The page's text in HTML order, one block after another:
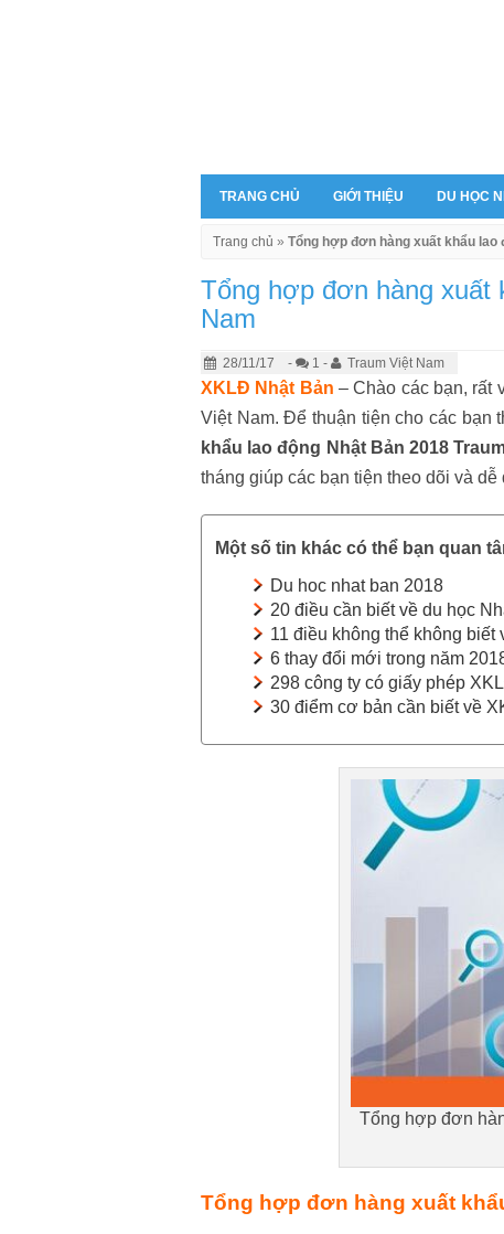
TRANG CHỦ GIỚI THIỆU DU HỌC
Trang chủ » Tổng hợp đơn hàng xuất khẩu lao
Tổng hợp đơn hàng xuất
Nam
28/11/17 - 1 - Traum Việt Nam
XKLĐ Nhật Bản – Chào các bạn, rất
Việt Nam. Để thuận tiện cho các
khẩu lao động Nhật Bản 2018
tháng giúp các bạn tiện theo dõi và
Một số tin khác có thể bạn quan
Du hoc nhat ban 2018
20 điều cần biết về du học
11 điều không thể không biết
6 thay đổi mới trong năm
298 công ty có giấy phép
30 điểm cơ bản cần biết về
Tổng hợp đơn
Tổng hợp đơn hàng xuất